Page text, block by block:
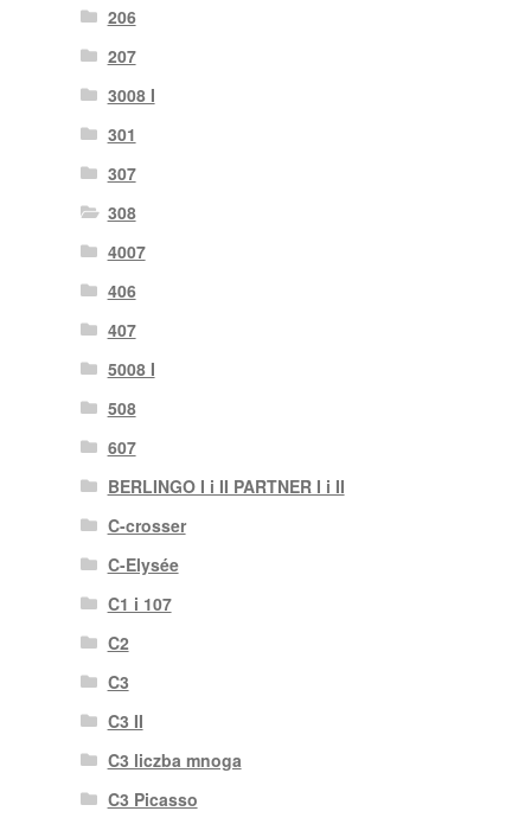
206
207
3008 I
301
307
308
4007
406
407
5008 I
508
607
BERLINGO I i II PARTNER I i II
C-crosser
C-Elysée
C1 i 107
C2
C3
C3 II
C3 liczba mnoga
C3 Picasso